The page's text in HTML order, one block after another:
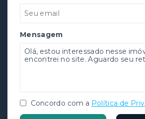
Mensagem
Concordo com a Política de